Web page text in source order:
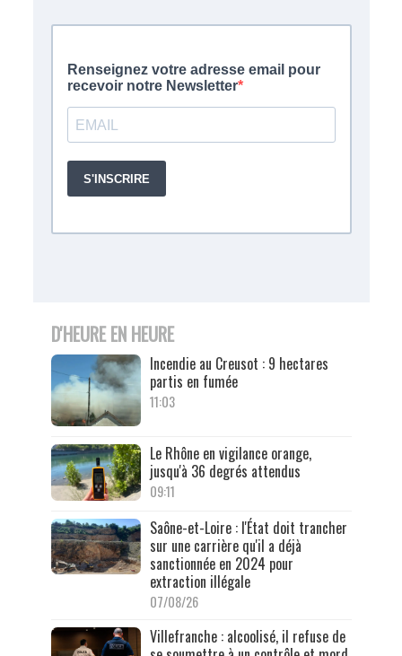
D'HEURE EN HEURE
Incendie au Creusot : 9 hectares
partis en fumée
11:03
Le Rhône en vigilance orange,
jusqu'à 36 degrés attendus
09:11
Saône-et-Loire : l'État doit trancher
sur une carrière qu'il a déjà
sanctionnée en 2024 pour
extraction illégale
07/08/26
Villefranche : alcoolisé, il refuse de